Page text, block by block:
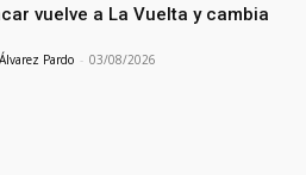
vuelve a La Vuelta y cambia
Pardo - 03/08/2026